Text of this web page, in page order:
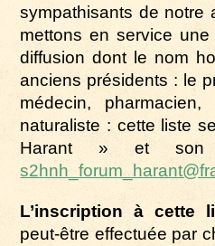
sympathisants de notre
mettons en service
diffusion dont le nom
anciens présidents : le
médecin, pharmacien,
naturaliste : cette liste
Harant » et son
L’inscription à cette
peut-être effectuée par